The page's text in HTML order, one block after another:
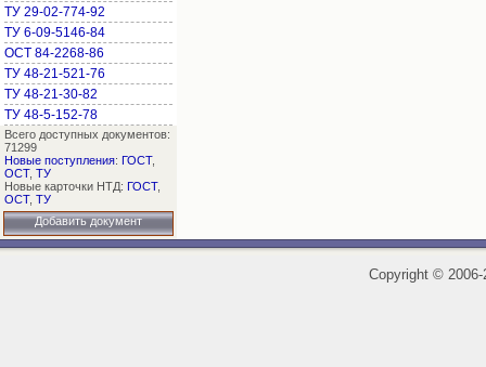
ТУ 29-02-774-92
ТУ 6-09-5146-84
ОСТ 84-2268-86
ТУ 48-21-521-76
ТУ 48-21-30-82
ТУ 48-5-152-78
Всего доступных документов:
71299
Новые поступления: ГОСТ,
ОСТ, ТУ
Новые карточки НТД: ГОСТ,
ОСТ, ТУ
Добавить документ
Copyright ©